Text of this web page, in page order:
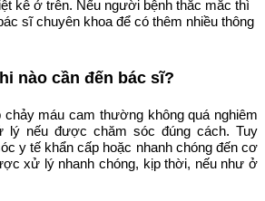
kê ở trên. Nếu người bệnh thắc mắc thì
sĩ chuyên khoa để có thêm nhiều thông
nào cần đến bác sĩ?
máu cam thường không quá nghiêm
lý nếu được chăm sóc đúng cách. Tuy
y tế khẩn cấp hoặc nhanh chóng đến cơ
xử lý nhanh chóng, kịp thời, nếu như ở